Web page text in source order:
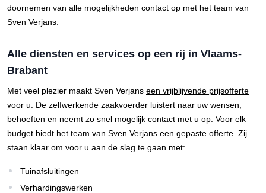
doornemen van alle mogelijkheden contact op met het team van
Sven Verjans.
Alle diensten en services op een rij in Vlaams-
Brabant
Met veel plezier maakt Sven Verjans een vrijblijvende prijsofferte
voor u. De zelfwerkende zaakvoerder luistert naar uw wensen,
behoeften en neemt zo snel mogelijk contact met u op. Voor elk
budget biedt het team van Sven Verjans een gepaste offerte. Zij
staan klaar om voor u aan de slag te gaan met:
Tuinafsluitingen
Verhardingswerken